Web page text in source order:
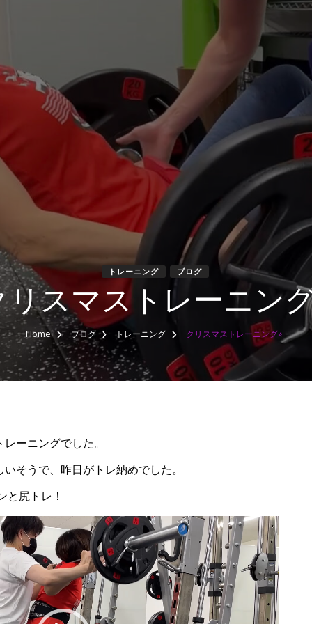
トレーニング ブログ
リスマストレーニング
Home ブログ トレーニング クリスマストレーニング⭐︎
ーニングでした。
そうで、昨日がトレ納めでした。
と尻トレ！